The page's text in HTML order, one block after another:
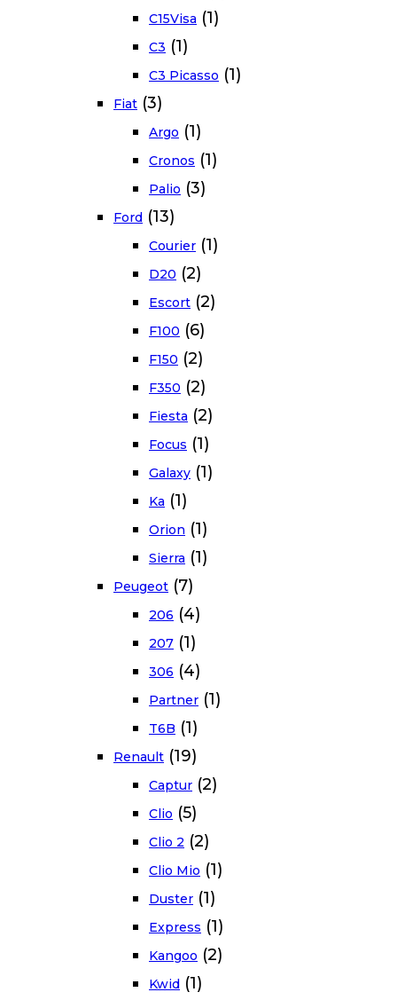
C15Visa (1)
C3 (1)
C3 Picasso (1)
Fiat (3)
Argo (1)
Cronos (1)
Palio (3)
Ford (13)
Courier (1)
D20 (2)
Escort (2)
F100 (6)
F150 (2)
F350 (2)
Fiesta (2)
Focus (1)
Galaxy (1)
Ka (1)
Orion (1)
Sierra (1)
Peugeot (7)
206 (4)
207 (1)
306 (4)
Partner (1)
T6B (1)
Renault (19)
Captur (2)
Clio (5)
Clio 2 (2)
Clio Mio (1)
Duster (1)
Express (1)
Kangoo (2)
Kwid (1)